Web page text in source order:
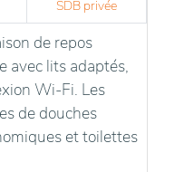
soutien attentif,
besoins individuels
Des
pour stimuler les
sur le bien-être
SDB privée
de repos
avec lits adaptés,
Wi-Fi. Les
de douches
et toilettes